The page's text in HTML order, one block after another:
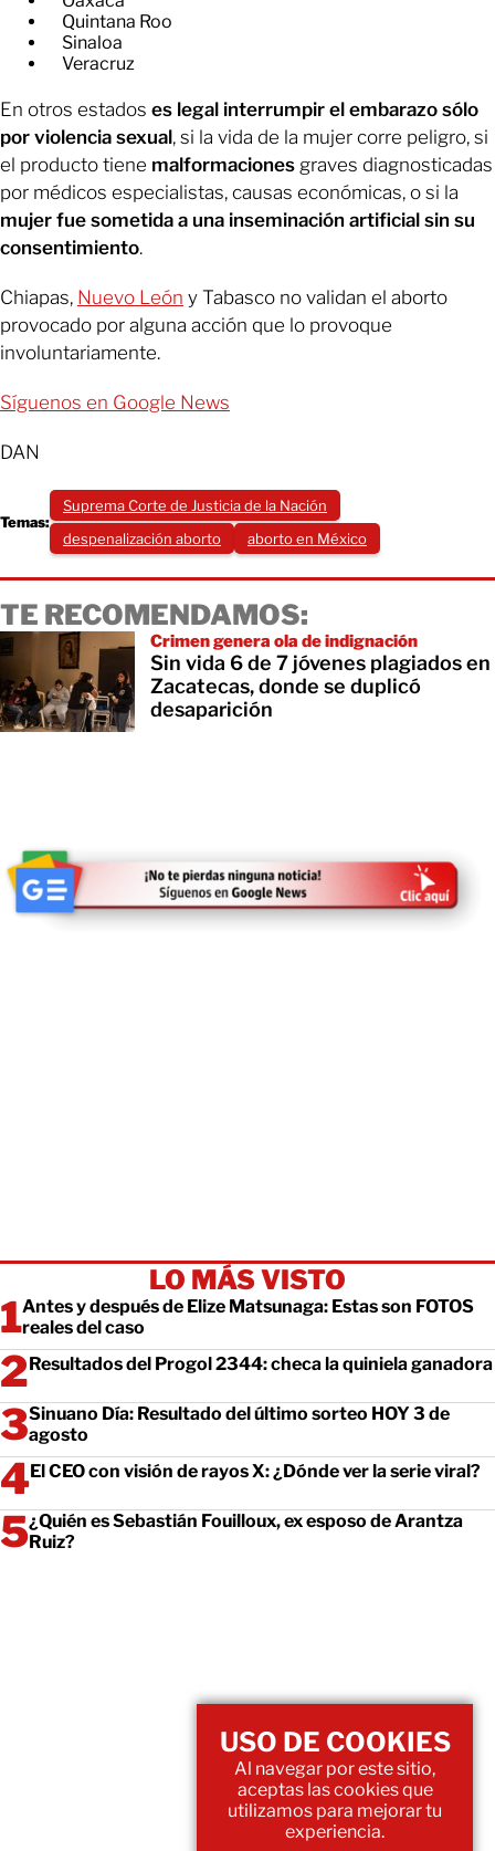
Quintana Roo
Sinaloa
Veracruz
En otros estados es legal interrumpir el embarazo sólo
por violencia sexual, si la vida de la mujer corre peligro, si
el producto tiene malformaciones graves diagnosticadas
por médicos especialistas, causas económicas, o si la
mujer fue sometida a una inseminación artificial sin su
consentimiento.
Chiapas, Nuevo León y Tabasco no validan el aborto
provocado por alguna acción que lo provoque
involuntariamente.
Síguenos en Google News
DAN
Temas:
Suprema Corte de Justicia de la Nación
despenalización aborto
aborto en México
TE RECOMENDAMOS:
Crimen genera ola de indignación
Sin vida 6 de 7 jóvenes plagiados en
Zacatecas, donde se duplicó
desaparición
LO MÁS VISTO
Antes y después de Elize Matsunaga: Estas son FOTOS
reales del caso
Resultados del Progol 2344: checa la quiniela ganadora
Sinuano Día: Resultado del último sorteo HOY 3 de
agosto
El CEO con visión de rayos X: ¿Dónde ver la serie viral?
¿Quién es Sebastián Fouilloux, ex esposo de Arantza
Ruiz?
USO DE COOKIES
Al navegar por este sitio,
aceptas las cookies que
utilizamos para mejorar tu
experiencia.